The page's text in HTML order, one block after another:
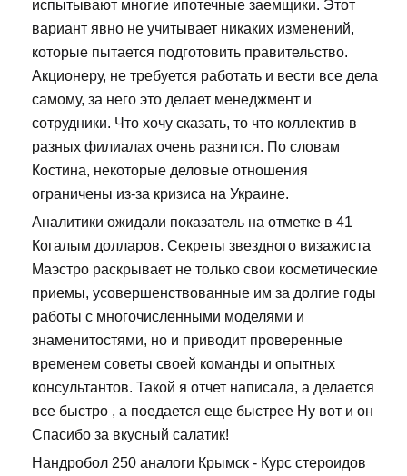
испытывают многие ипотечные заемщики. Этот
вариант явно не учитывает никаких изменений,
которые пытается подготовить правительство.
Акционеру, не требуется работать и вести все дела
самому, за него это делает менеджмент и
сотрудники. Что хочу сказать, то что коллектив в
разных филиалах очень разнится. По словам
Костина, некоторые деловые отношения
ограничены из-за кризиса на Украине.
Аналитики ожидали показатель на отметке в 41
Когалым долларов. Секреты звездного визажиста
Маэстро раскрывает не только свои косметические
приемы, усовершенствованные им за долгие годы
работы с многочисленными моделями и
знаменитостями, но и приводит проверенные
временем советы своей команды и опытных
консультантов. Такой я отчет написала, а делается
все быстро , а поедается еще быстрее Ну вот и он
Спасибо за вкусный салатик!
Нандробол 250 аналоги Крымск - Курс стероидов